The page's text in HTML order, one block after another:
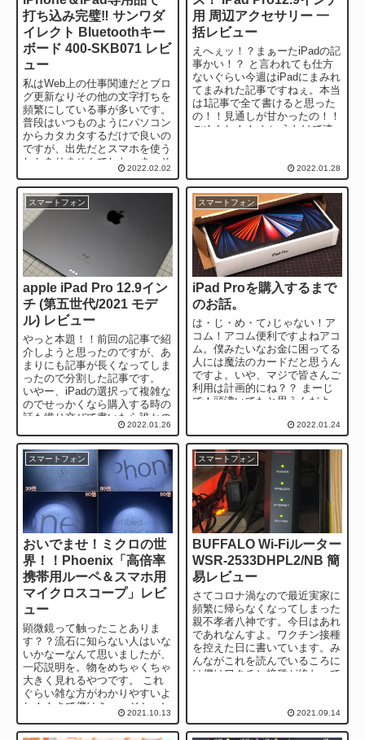
打ち込み完璧‼ サンワダ
イレクト Bluetoothキー
ボード 400-SKB071 レビ
ュー
私はWeb上の仕事関連だとブロ
グ更新なりその他の文字打ちを
頻繁にしている事が多いです。
普段はいつものようにパソコン
からカタカタするだけで良いの
ですが、出先だとスマホを使う
しかありませんでした。まぁそ
ういったのを埋めるためにiPad
を購入し...
2022.02.02
用 周辺アクセサリー 一
括レビュー
えへぇッ！？まぁーたiPadの記
事かい！？ と言われても仕方
ないぐらい今週はiPadにまみれ
てまみれた記事ですねぇ。本当
は1記事で全て書けると思った
の！！見通しが甘かったの！！
ごめんね！！ というわけで連
2022.01.28
スマートフォン
apple iPad Pro 12.9イン
チ (第五世代/2021 モデ
ル) レビュー
やっと本題！！前回の記事で紹
介しようと思ったのですが、あ
まりにも記事が長くなってしま
ったので分割した記事です。
いやー、iPadの選択って複雑な
のでせっかくなら購入する時の
話も織り交ぜて書いたら誰かの
役に立つかなー…なん...
2022.01.26
スマートフォン
iPad Proを購入するまで
のお話。
は・じ・め・て♪じゃない！ア
コム！アコム便利ですよねアコ
ム。僕みたいなお金に困ってる
人には魔法のカードだと思うん
ですよ。いや、マジで皆さんご
利用は計画的にね？？ まーじ
で！頭沸いてたと思うんだよ
2022.01.24
スマートフォン
おいでませ！ミクロの世
界！！Phoenix「高倍率
携帯用ルーペ＆スマホ用
マイクロスコープ」レビ
ュー
顕微鏡って触ったことありま
す？？流石に知らない人はいな
いかなーなんて思いましたが、
一応説明を。物をめちゃくちゃ
大きく見れるやつです。 これ
ぐらい雑な方がわかりやすいよ
ね！！さて僕はミュージシャン
のはずですがその他にも「パー
ツ制作」や...
2021.10.13
スマートフォン
BUFFALO Wi-Fiルーター
WSR-2533DHPL2/NB 簡
易レビュー
さてコロナ渦なので最近実家に
頻繁に帰らなくなってしまった
親不孝者八神です。今日はあれ
であれなんすよ。ワクチン接種
を控えた日に書いています。み
んながこれを読んでいるころに
は僕はワクチン接種が終わって
2021.09.14